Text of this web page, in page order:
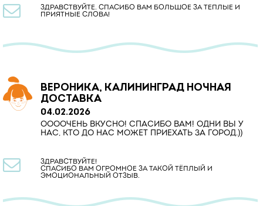

ЗДРАВСТВУЙТЕ. СПАСИБО ВАМ БОЛЬШОЕ ЗА ТЕПЛЫЕ И
ПРИЯТНЫЕ СЛОВА!
ВЕРОНИКА, КАЛИНИНГРАД НОЧНАЯ
ДОСТАВКА
04.02.2026
ООООЧЕНЬ ВКУСНО! СПАСИБО ВАМ! ОДНИ ВЫ У
НАС, КТО ДО НАС МОЖЕТ ПРИЕХАТЬ ЗА ГОРОД.))

ЗДРАВСТВУЙТЕ!
СПАСИБО ВАМ ОГРОМНОЕ ЗА ТАКОЙ ТЁПЛЫЙ И
ЭМОЦИОНАЛЬНЫЙ ОТЗЫВ.